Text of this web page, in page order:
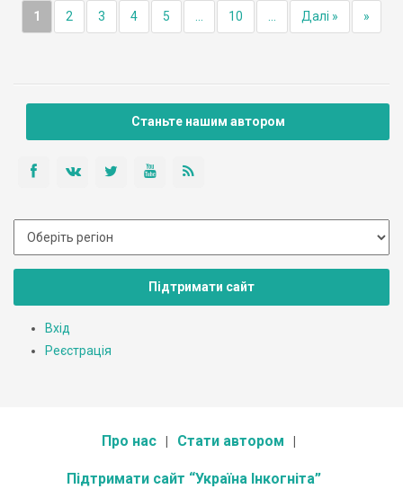
1 2 3 4 5 10 Далі » »
Станьте нашим автором
Підтримати сайт
Вхід
Реєстрація
Про нас Стати автором
Підтримати сайт “Україна Інкогніта”